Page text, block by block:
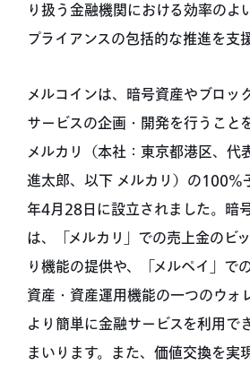
り扱う金融機関における効率のよ
プライアンスの包括的な推進を支
メルコインは、暗号資産やブロッ
サービスの企画・開発を行うこと
メルカリ（本社：東京都港区、代
進太郎、以下 メルカリ）の100%
年4月28日に設立されました。暗
は、「メルカリ」での売上金のビ
り機能の提供や、「メルペイ」で
資産・資産運用機能の一つのウォ
より簡単に金融サービスを利用で
まいります。また、価値交換を実